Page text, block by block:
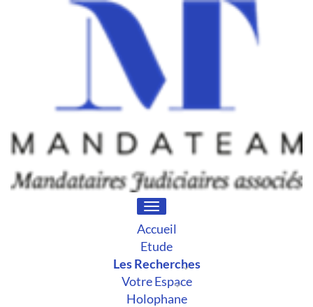
Toggle
navigation
Accueil
Etude
Les Recherches
Votre Espace
Holophane